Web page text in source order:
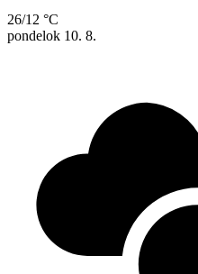
26/12 °C
pondelok 10. 8.